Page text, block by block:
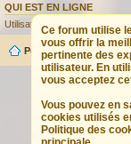
QUI EST EN LIGNE
Utilisateurs parcourant ce
Ce forum utilise
vous offrir la
pertinente des
utilisateur. En
vous acceptez
Vous pouvez en
cookies utilisés
Politique des
Portail Forum